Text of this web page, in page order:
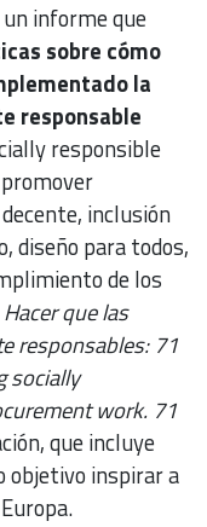
un informe que
sobre cómo
la
responsable
responsible
inclusión
diseño para todos,
de los
Hacer que las
responsables: 71
socially
work. 71
que incluye
objetivo inspirar a